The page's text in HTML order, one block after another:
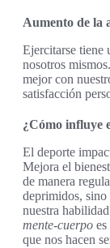
Aumento de la
Ejercitarse tiene
nosotros
mejor con
satisfacción
¿Cómo influye
El deporte
Mejora el
de manera
deprimidos, sino
nuestra
mente-cuerpo
que nos hacen